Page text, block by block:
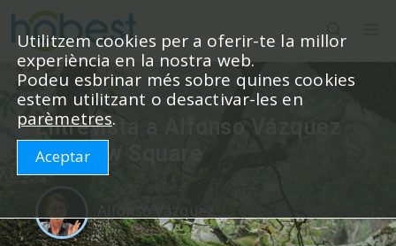
Vés
al
contingut
Entrevista a Alfonso Vázquez
en Know Square
Alfonso Vázquez
Utilitzem cookies per a oferir-te la millor
experiència en la nostra web.
Podeu esbrinar més sobre quines cookies
estem utilitzant o desactivar-les en
parèmetres.
Aceptar